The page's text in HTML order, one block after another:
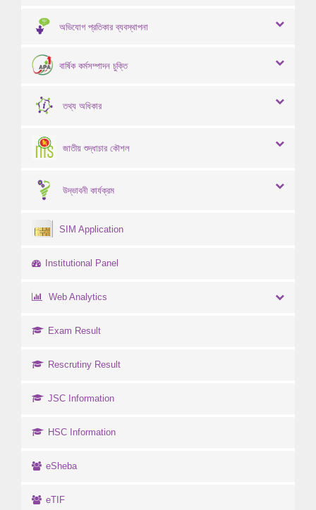
অভিযোগ প্রতিকার ব্যবস্থাপনা
বার্ষিক কর্মসম্পাদন চুক্তি
তথ্য অধিকার
জাতীয় শুদ্ধাচার কৌশল
উদ্ভাবনী কার্যক্রম
SIM Application
Institutional Panel
Web Analytics
Exam Result
Rescrutiny Result
JSC Information
HSC Information
eSheba
eTIF